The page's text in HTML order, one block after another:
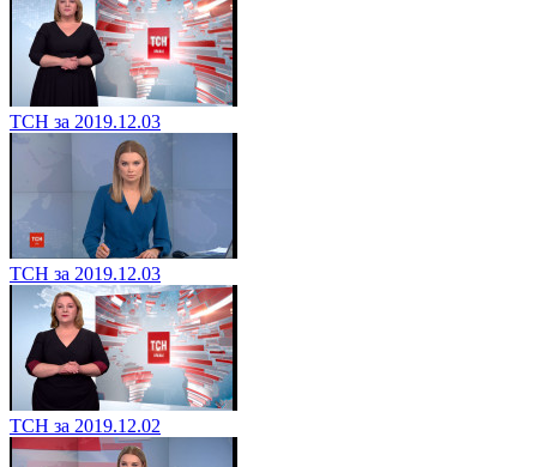
ТСН за 2019.12.03
ТСН за 2019.12.03
ТСН за 2019.12.02